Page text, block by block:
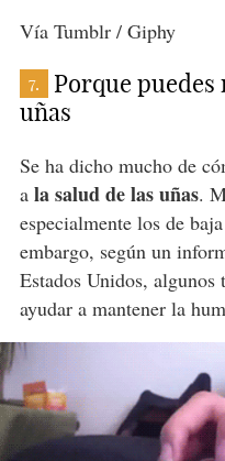
Vía Tumblr / Giphy
7.
Porque
uñas
Se ha dicho mucho de
a la salud de las uñas.
especialmente los de
embargo, según un
Estados Unidos, algunos
ayudar a mantener la